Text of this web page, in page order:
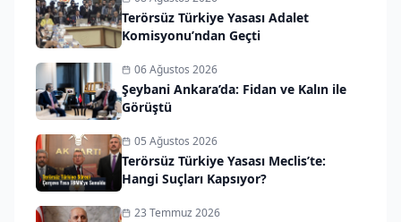
Terörsüz Türkiye Yasası Adalet
Komisyonu’ndan Geçti
06 Ağustos 2026
Şeybani Ankara’da: Fidan ve Kalın ile
Görüştü
05 Ağustos 2026
Terörsüz Türkiye Yasası Meclis’te:
Hangi Suçları Kapsıyor?
23 Temmuz 2026